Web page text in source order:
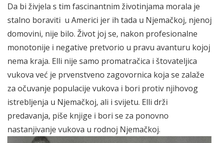
Da bi živjela s tim fascinantnim životinjama morala je
stalno boraviti u Americi jer ih tada u Njemačkoj, njenoj
domovini, nije bilo. Život joj se, nakon profesionalne
monotonije i negative pretvorio u pravu avanturu kojoj
nema kraja. Elli nije samo promatračica i štovateljica
vukova već je prvenstveno zagovornica koja se zalaže
za očuvanje populacije vukova i bori protiv njihovog
istrebljenja u Njemačkoj, ali i svijetu. Elli drži
predavanja, piše knjige i bori se za ponovno
nastanjivanje vukova u rodnoj Njemačkoj.